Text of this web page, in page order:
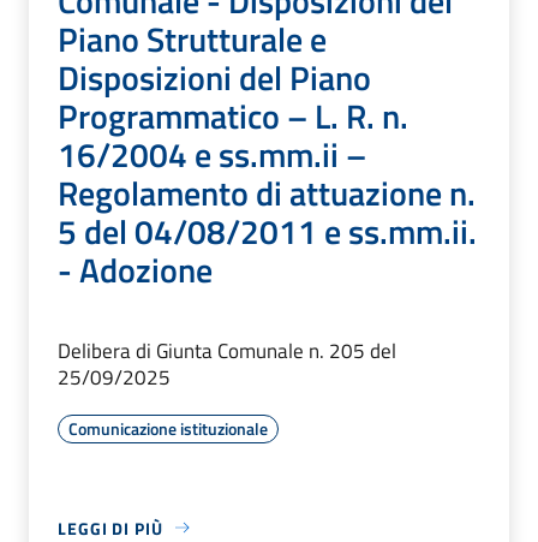
Piano Strutturale e
Disposizioni del Piano
Programmatico – L. R. n.
16/2004 e ss.mm.ii –
Regolamento di attuazione n.
5 del 04/08/2011 e ss.mm.ii.
- Adozione
Delibera di Giunta Comunale n. 205 del
25/09/2025
Comunicazione istituzionale
LEGGI DI PIÙ